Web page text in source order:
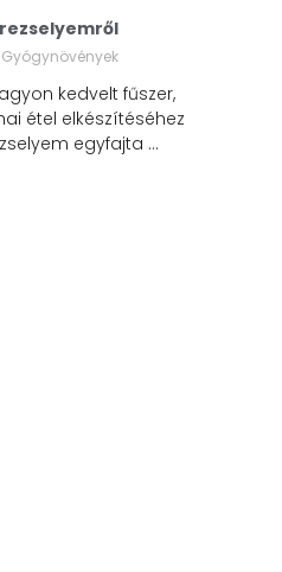
Gyógynövények
kedvelt fűszer,
étel elkészítéséhez
egyfajta …